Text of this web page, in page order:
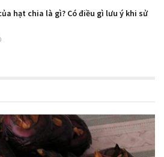
hạt chia là gì? Có điều gì lưu ý khi sử